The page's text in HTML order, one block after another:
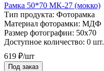
Рамка 50*70 МК-27 (мокко)
Тип продукта: Фоторамка
Материал фоторамки: МДФ
Размер фотографии: 50х70
Доступное количество: 0 шт.
619 ₽/шт
Под заказ